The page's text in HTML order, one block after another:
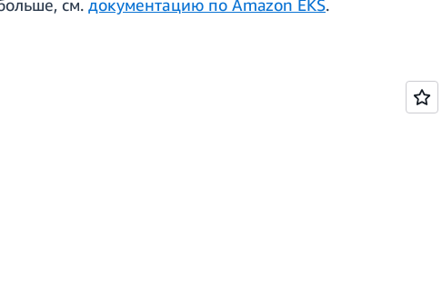
см. документацию по Amazon EKS.